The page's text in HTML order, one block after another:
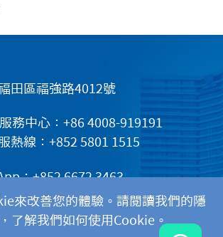
來改善您的體驗。請閱讀我們的隱
了解我們如何使用Cookie。
田區福強路4012號
務中心：+86 4008-919191
熱線：+852 5801 1515
：+852 6672 3463
策 | 免責聲明 | Cookies政策 |